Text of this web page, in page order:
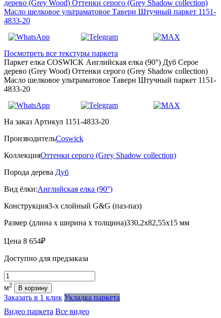
Посмотреть все текстуры паркета
Паркет елка COSWICK Английская елка (90°) Дуб Серое
дерево (Grey Wood) Оттенки серого (Grеy Shadow collection)
Масло шелковое ультраматовое Таверн Штучный паркет 1151-
4833-20
На заказ Артикул 1151-4833-20
ПроизводительCoswick
КоллекцияОттенки серого (Grеy Shadow collection)
Порода дерева Дуб
Вид ёлки:Английская елка (90°)
Конструкция3-х слойный G&G (паз-паз)
Размер (длина х ширина х толщина)330,2х82,55х15 мм
Цена 8 654₽
Доступно для предзаказа
Количество
м2 В корзину
Заказать в 1 клик Укладка паркета
Видео паркета Все видео